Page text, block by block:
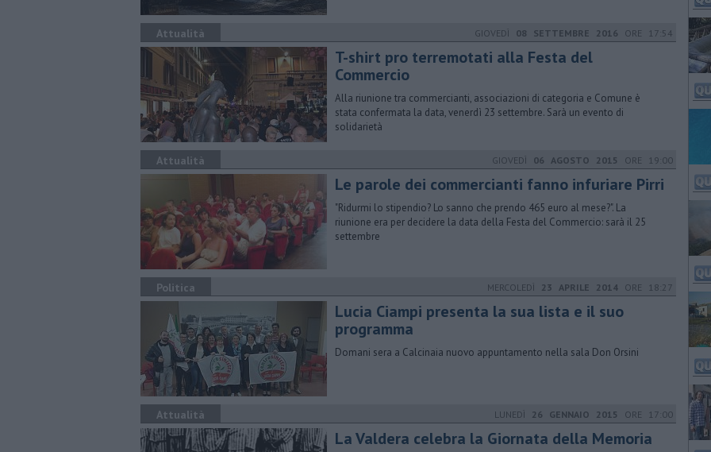
Attualità GIOVEDÌ 08 SETTEMBRE 2016 ORE 17:54
T-shirt pro terremotati alla Festa del
Commercio
Alla riunione tra commercianti, associazioni di categoria e Comune è
stata confermata la data, venerdì 23 settembre. Sarà un evento di
solidarietà
Attualità GIOVEDÌ 06 AGOSTO 2015 ORE 19:00
Le parole dei commercianti fanno infuriare Pirri
"Ridurmi lo stipendio? Lo sanno che prendo 465 euro al mese?". La
riunione era per decidere la data della Festa del Commercio: sarà il 25
settembre
Politica MERCOLEDÌ 23 APRILE 2014 ORE 18:27
Lucia Ciampi presenta la sua lista e il suo
programma
Domani sera a Calcinaia nuovo appuntamento nella sala Don Orsini
Attualità LUNEDÌ 26 GENNAIO 2015 ORE 17:00
La Valdera celebra la Giornata della Memoria